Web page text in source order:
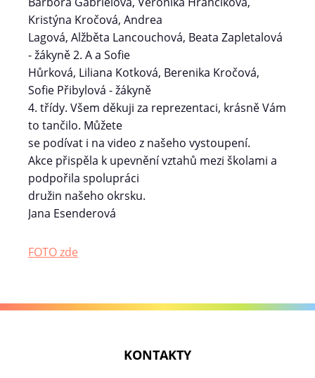
Kristýna Kročová, Andrea
Lagová, Alžběta Lancouchová, Beata Zapletalová
- žákyně 2. A a Sofie
Hůrková, Liliana Kotková, Berenika Kročová,
Sofie Přibylová - žákyně
4. třídy. Všem děkuji za reprezentaci, krásně Vám
to tančilo. Můžete
se podívat i na video z našeho vystoupení.
Akce přispěla k upevnění vztahů mezi školami a
podpořila spolupráci
družin našeho okrsku.
Jana Esenderová
FOTO zde
KONTAKTY